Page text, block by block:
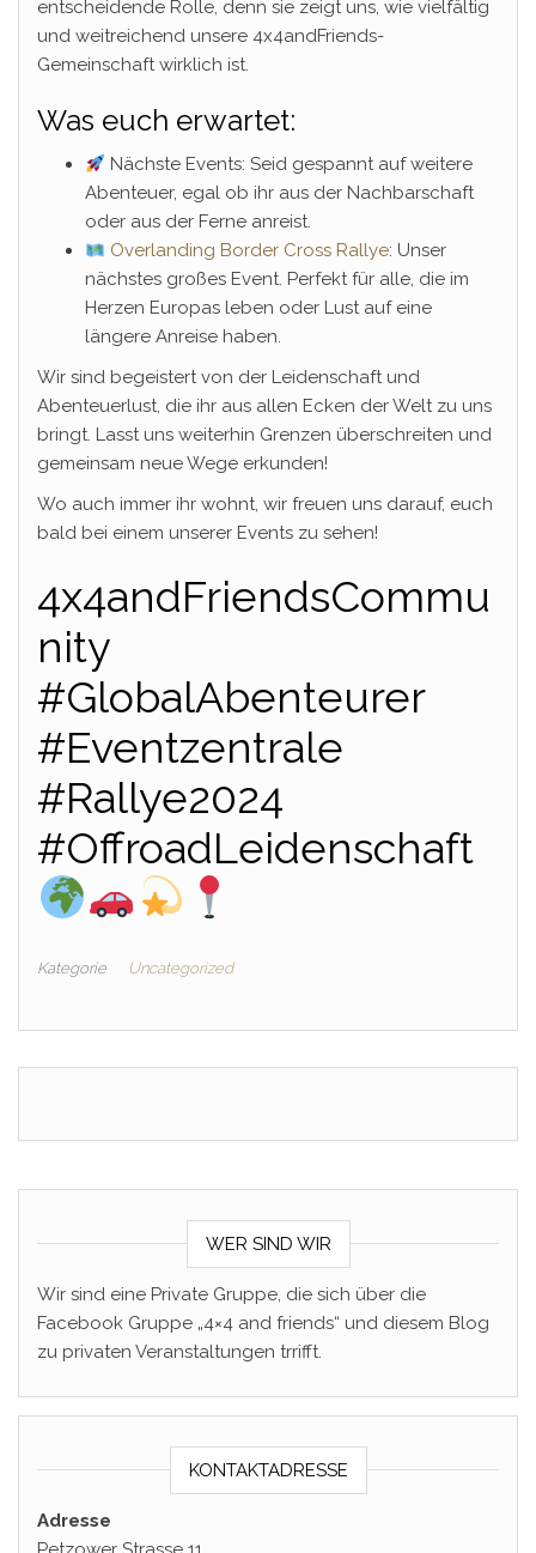
entscheidende Rolle, denn sie zeigt uns, wie vielfältig
und weitreichend unsere 4x4andFriends-
Gemeinschaft wirklich ist.
Was euch erwartet:
Nächste Events: Seid gespannt auf weitere
Abenteuer, egal ob ihr aus der Nachbarschaft
oder aus der Ferne anreist.
Overlanding Border Cross Rallye: Unser
nächstes großes Event. Perfekt für alle, die im
Herzen Europas leben oder Lust auf eine
längere Anreise haben.
Wir sind begeistert von der Leidenschaft und
Abenteuerlust, die ihr aus allen Ecken der Welt zu uns
bringt. Lasst uns weiterhin Grenzen überschreiten und
gemeinsam neue Wege erkunden!
Wo auch immer ihr wohnt, wir freuen uns darauf, euch
bald bei einem unserer Events zu sehen!
4x4andFriendsCommu
nity
#GlobalAbenteurer
#Eventzentrale
#Rallye2024
#OffroadLeidenschaft
Kategorie Uncategorized
WER SIND WIR
Wir sind eine Private Gruppe, die sich über die
Facebook Gruppe „4×4 and friends“ und diesem Blog
zu privaten Veranstaltungen trrifft.
KONTAKTADRESSE
Adresse